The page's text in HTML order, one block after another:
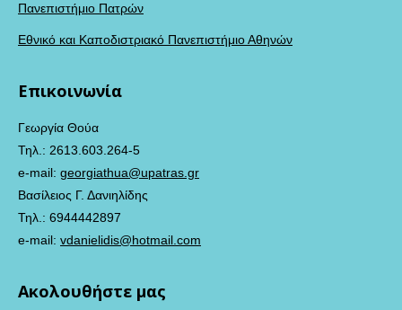
Πανεπιστήμιο Πατρών
Εθνικό και Καποδιστριακό Πανεπιστήμιο Αθηνών
Επικοινωνία
Γεωργία Θούα
Τηλ.: 2613.603.264-5
e-mail: georgiathua@upatras.gr
Βασίλειος Γ. Δανιηλίδης
Τηλ.: 6944442897
e-mail: vdanielidis@hotmail.com
Ακολουθήστε μας